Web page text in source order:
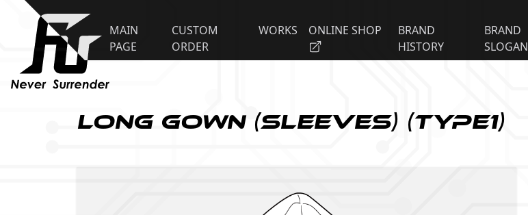
MAIN
PAGE
CUSTOM
ORDER
WORKS ONLINE SHOP
BRAND
HISTORY
BRAND
SLOGAN
Long Gown (sleeves) (Type1)